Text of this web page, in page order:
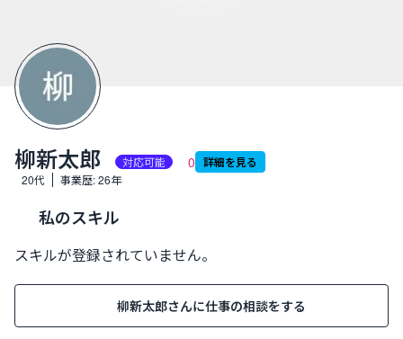
柳新太郎 対応可能 0 詳細を見る
生年月日:
20代 事業歴:26年
私のスキル
スキルが登録されていません。
柳新太郎さんに仕事の相談をする